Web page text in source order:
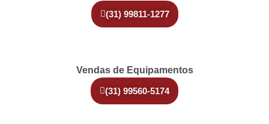
(31) 99811-1277
Vendas de Equipamentos
(31) 99560-5174